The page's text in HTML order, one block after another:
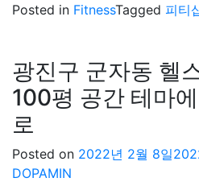
Posted in FitnessTagged 피티
광진구 군자동 헬
100평 공간 테마
로
Posted on 2022년 2월 8일
DOPAMIN